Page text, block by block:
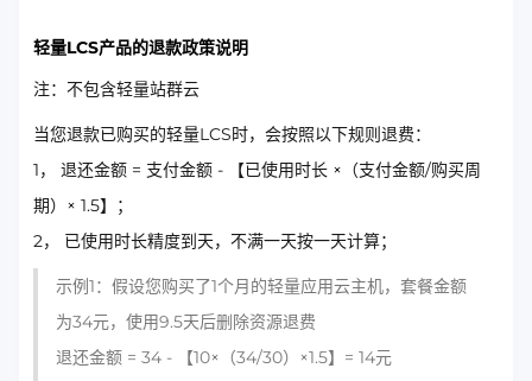
轻量LCS产品的退款政策说明
注：不包含轻量站群云
当您退款已购买的轻量LCS时，会按照以下规则退费：
1， 退还金额 = 支付金额 - 【已使用时长 ×（支付金额/购买周
期）× 1.5】；
2， 已使用时长精度到天，不满一天按一天计算；
示例1：假设您购买了1个月的轻量应用云主机，套餐金额
为34元，使用9.5天后删除资源退费
退还金额 = 34 - 【10×（34/30）×1.5】= 14元